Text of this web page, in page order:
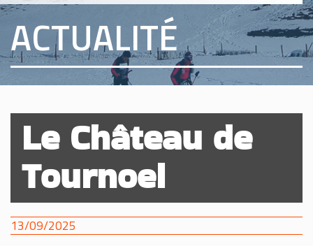
ACTUALITÉ
Le Château de
Tournoel
13/09/2025